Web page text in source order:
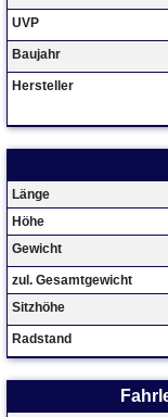
UVP
Baujahr
Hersteller
Länge
Höhe
Gewicht
zul. Gesamtgewicht
Sitzhöhe
Radstand